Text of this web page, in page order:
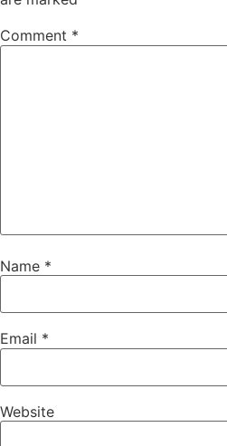
Comment *
Name *
Email *
Website